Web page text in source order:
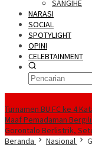
SANGIHE
NARASI
SOCIAL
SPOTYLIGHT
OPINI
CELEBTAINMENT
Turnamen BU FC ke 4
Maaf Pemadaman
Gorontalo Berlistrik,
Beranda
Nasional